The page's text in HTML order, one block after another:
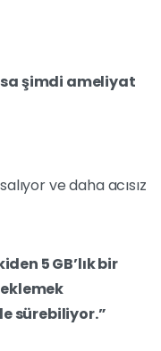
şimdi ameliyat
ve daha acısız
5 GB’lık bir
sürebiliyor.”